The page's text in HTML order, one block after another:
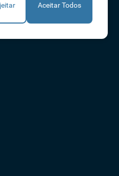
Aceitar Todos